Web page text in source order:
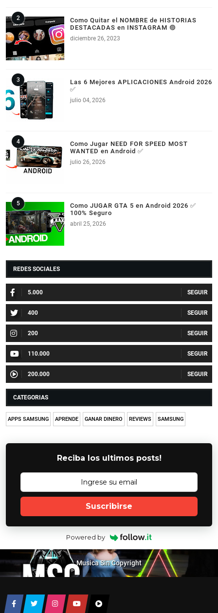
Como Quitar el NOMBRE de HISTORIAS
DESTACADAS en INSTAGRAM 🟣
diciembre 26, 2023
Las 6 Mejores APLICACIONES Android 2026
✅
julio 04, 2026
Como Jugar NEED FOR SPEED MOST
WANTED en Android ✅
julio 26, 2026
Como JUGAR GTA 5 en Android 2026 ✅
100% Seguro
abril 25, 2026
REDES SOCIALES
5.000
400
200
110.000
200.000
CATEGORIAS
APPS SAMSUNG APRENDE GANAR DINERO REVIEWS SAMSUNG
Reciba los ultimos posts!
Suscribirse
Powered by
Musica Sin Copyright